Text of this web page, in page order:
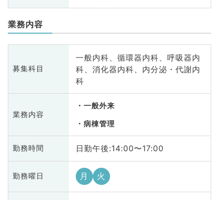
業務内容
募集科目
一般内科、循環器内科、呼吸器内
科、消化器内科、内分泌・代謝内
科
業務内容
一般外来
病棟管理
勤務時間 日勤午後:14:00〜17:00
勤務曜日 月 火